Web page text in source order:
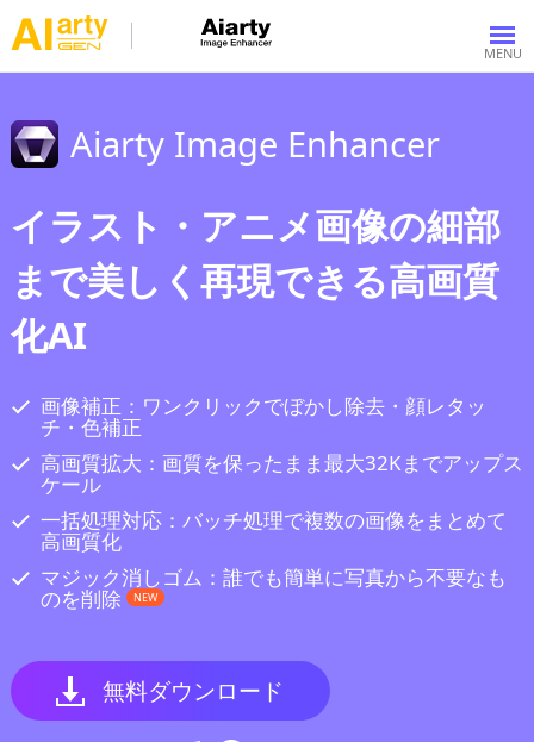
Aiarty Image Enhancer
イラスト・アニメ画像の細部
まで美しく再現できる高画質
化AI
画像補正：ワンクリックでぼかし除去・顔レタッ
チ・色補正
高画質拡大：画質を保ったまま最大32Kまでアップス
ケール
一括処理対応：バッチ処理で複数の画像をまとめて
高画質化
マジック消しゴム：誰でも簡単に写真から不要なも
のを削除 NEW
無料ダウンロード